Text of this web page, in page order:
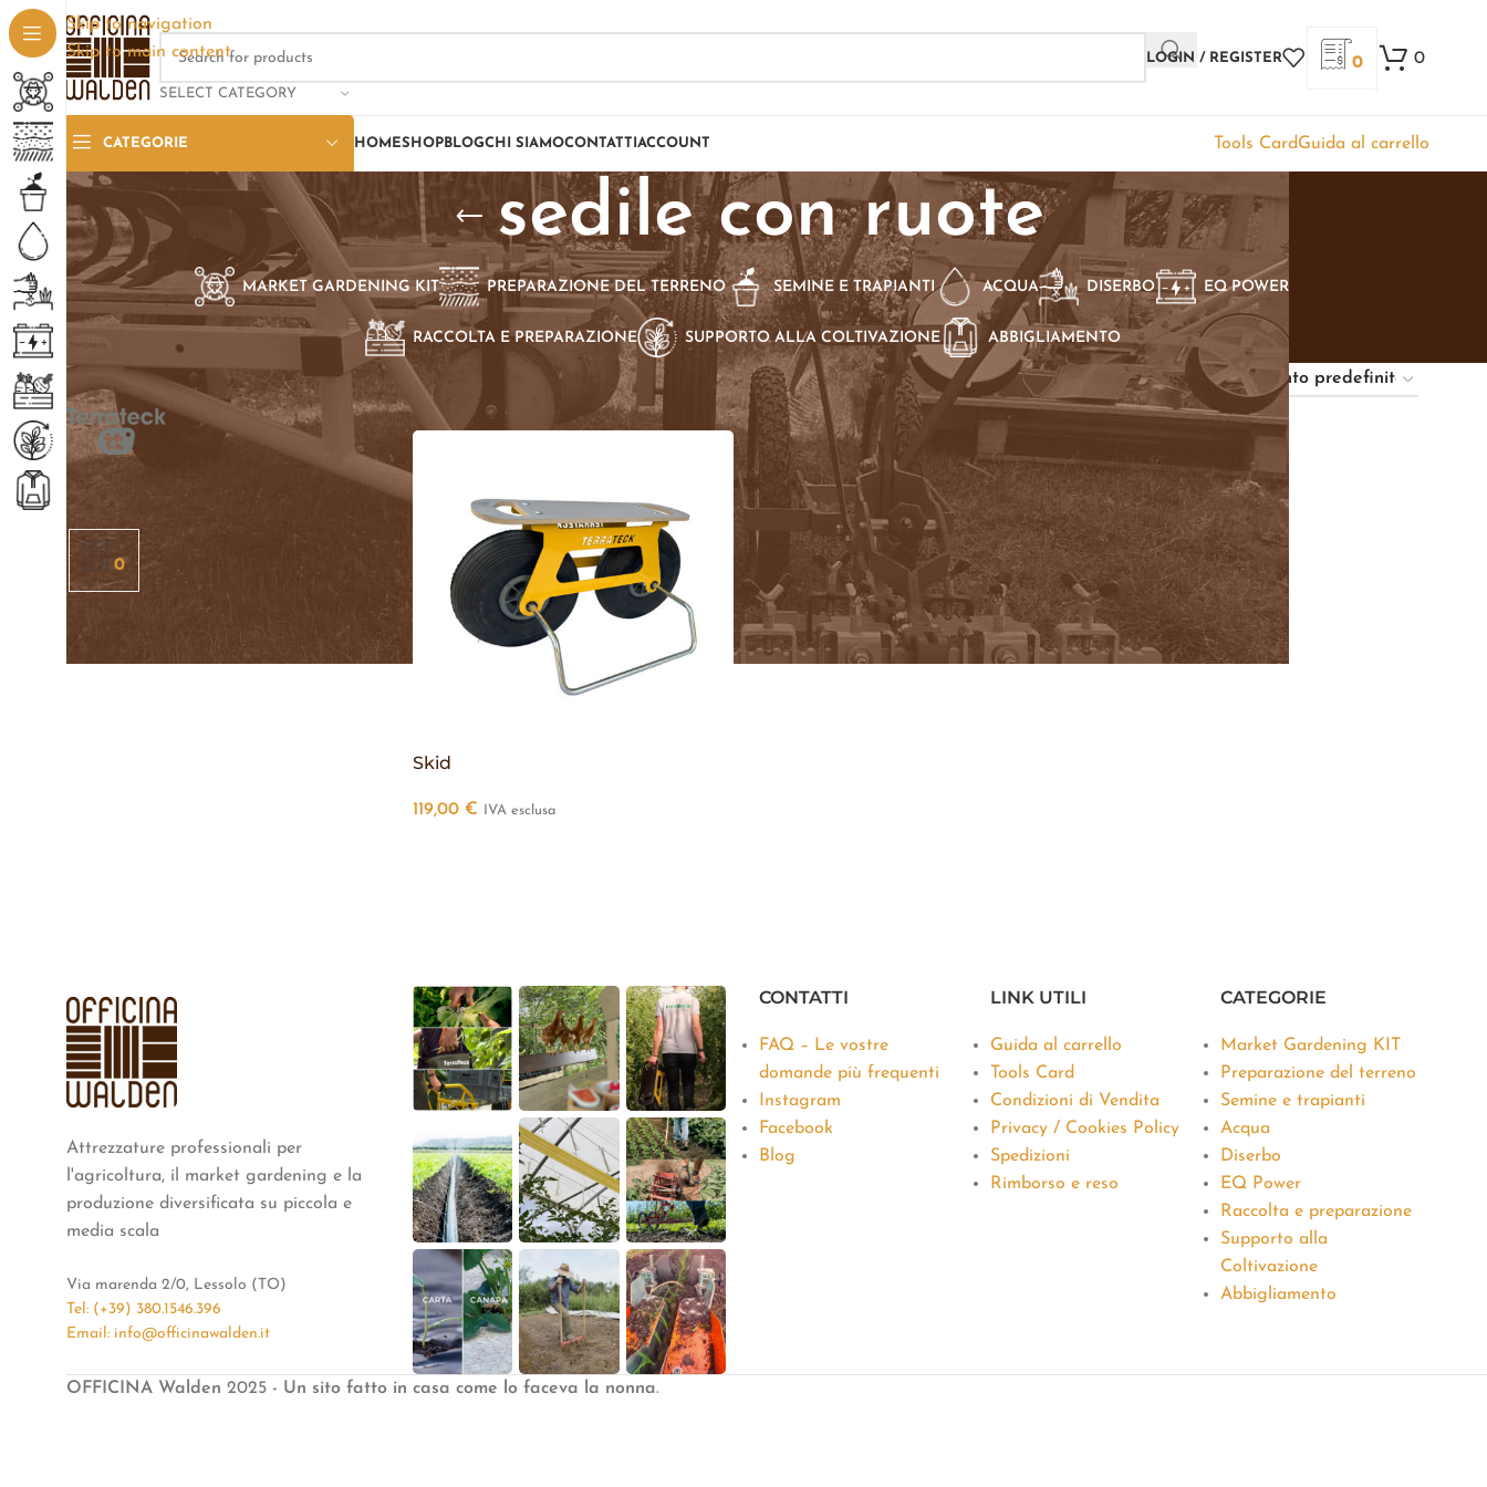
Skip to navigation
Skip to main content
SELECT CATEGORY
LOGIN / REGISTER 0 0
CATEGORIE HOMESHOP BLOGCHI SIAMOCONTATTI ACCOUNT Tools CardGuida al carrello
sedile con ruote
MARKET GARDENING KIT PREPARAZIONE DEL TERRENO SEMINE E TRAPIANTI ACQUA DISERBO EQ POWER
RACCOLTA E PREPARAZIONE SUPPORTO ALLA COLTIVAZIONE ABBIGLIAMENTO
SELEZIONE PER BRAND
Terrateck TT
0
Home Prodotti taggati “sedile con ruote” Show 18 24
Skid
119,00 € IVA esclusa
Attrezzature professionali per
l'agricoltura, il market gardening e la
produzione diversificata su piccola e
media scala
Via marenda 2/0, Lessolo (TO)
Tel: (+39) 380.1546.396
Email: info@officinawalden.it
CONTATTI
FAQ – Le vostre
domande più frequenti
Instagram
Facebook
Blog
LINK UTILI
Guida al carrello
Tools Card
Condizioni di Vendita
Privacy / Cookies Policy
Spedizioni
Rimborso e reso
CATEGORIE
Market Gardening KIT
Preparazione del terreno
Semine e trapianti
Acqua
Diserbo
EQ Power
Raccolta e preparazione
Supporto alla
Coltivazione
Abbigliamento
OFFICINA Walden 2025 - Un sito fatto in casa come lo faceva la nonna.